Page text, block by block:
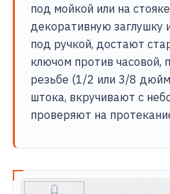
под мойкой или на
декоративную заглушку
под ручкой, достают
ключом против часовой,
резьбе (1/2 или 3/8
штока, вкручивают с
проверяют на